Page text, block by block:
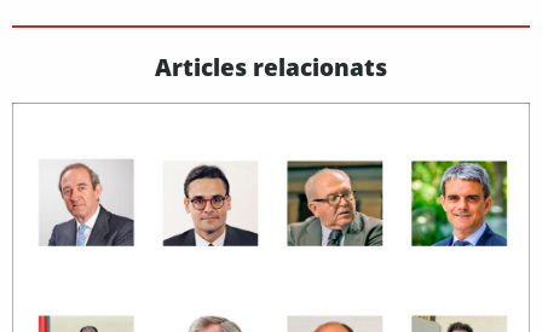
Articles relacionats